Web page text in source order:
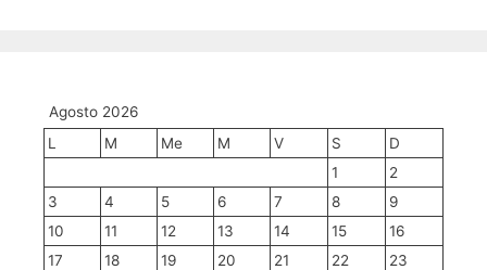
Agosto 2026
L
M Me M V S
D
1
2
3
4 5 6 7 8
9
10
11 12 13 14 15
16
17
18 19 20 21 22
23